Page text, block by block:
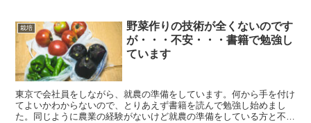
栽培
野菜作りの技術が全くないのです
が・・・不安・・・書籍で勉強し
ています
東京で会社員をしながら、就農の準備をしています。何から手を付け
てよいかわからないので、とりあえず書籍を読んで勉強し始めまし
た。同じように農業の経験がないけど就農の準備をしている方と不安